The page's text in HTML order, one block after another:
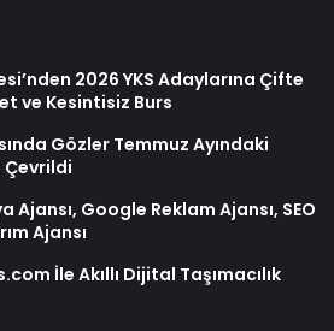
2026 YKS Adaylarına Çifte
ve Kesintisiz Burs
Gözler Temmuz Ayındaki
Çevrildi
Ajansı, Google Reklam Ajansı, SEO
Ajansı
İle Akıllı Dijital Taşımacılık